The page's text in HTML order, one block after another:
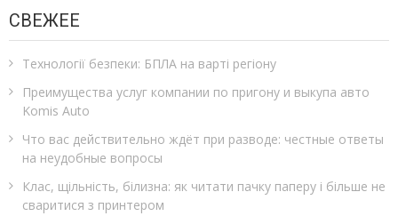
СВЕЖЕЕ
Технології безпеки: БПЛА на варті регіону
Преимущества услуг компании по пригону и выкупа авто
Komis Auto
Что вас действительно ждёт при разводе: честные ответы
на неудобные вопросы
Клас, щільність, білизна: як читати пачку паперу і більше не
сваритися з принтером